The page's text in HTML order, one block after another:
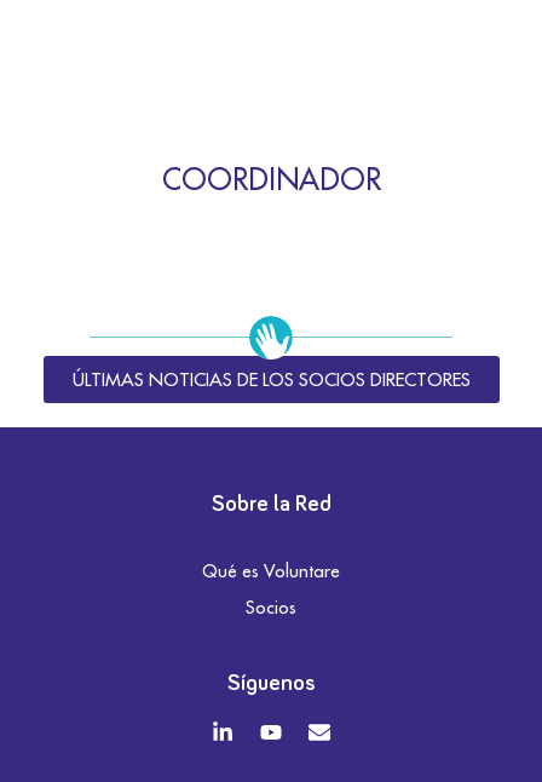
COORDINADOR
ÚLTIMAS NOTICIAS DE LOS SOCIOS DIRECTORES
Sobre la Red
Qué es Voluntare
Socios
Síguenos